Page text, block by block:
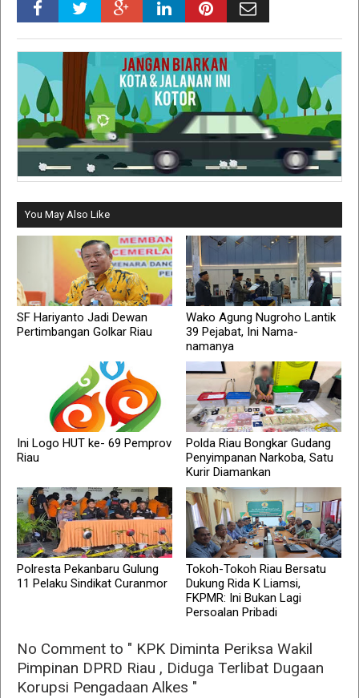
You May Also Like
SF Hariyanto Jadi Dewan
Pertimbangan Golkar Riau
Wako Agung Nugroho Lantik
39 Pejabat, Ini Nama-
namanya
Ini Logo HUT ke- 69 Pemprov
Riau
Polda Riau Bongkar Gudang
Penyimpanan Narkoba, Satu
Kurir Diamankan
Polresta Pekanbaru Gulung
11 Pelaku Sindikat Curanmor
Tokoh-Tokoh Riau Bersatu
Dukung Rida K Liamsi,
FKPMR: Ini Bukan Lagi
Persoalan Pribadi
No Comment to " KPK Diminta Periksa Wakil
Pimpinan DPRD Riau , Diduga Terlibat Dugaan
Korupsi Pengadaan Alkes "